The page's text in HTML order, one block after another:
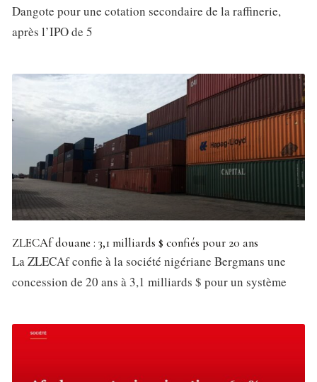
Dangote pour une cotation secondaire de la raffinerie,
après l’IPO de 5
ZLECAf douane : 3,1 milliards $ confiés pour 20 ans
La ZLECAf confie à la société nigériane Bergmans une
concession de 20 ans à 3,1 milliards $ pour un système